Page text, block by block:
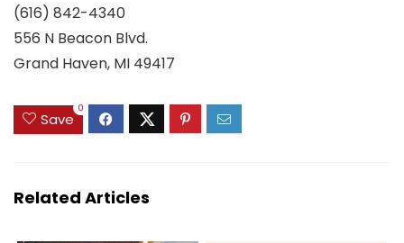
(616) 842-4340
556 N Beacon Blvd.
Grand Haven, MI 49417
Save
0
Related Articles